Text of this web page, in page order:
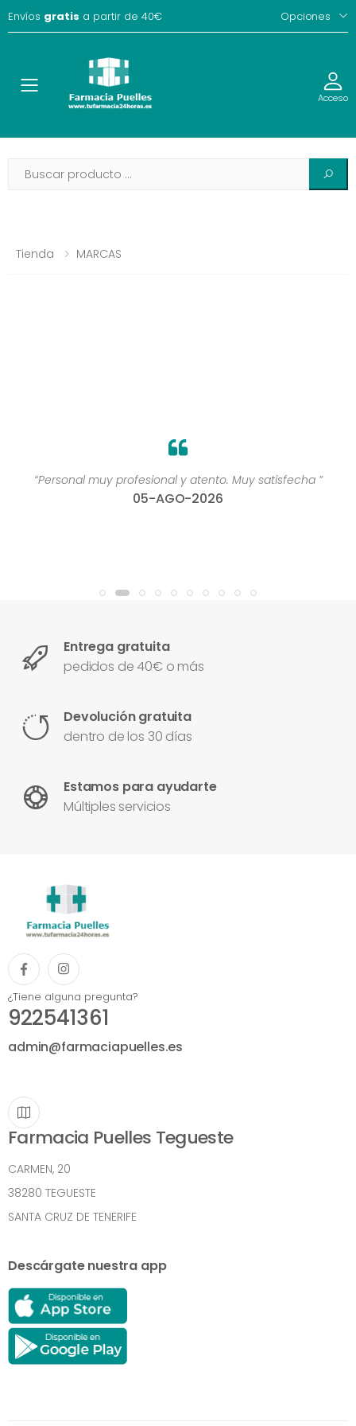
Envíos gratis a partir de 40€ Opciones
Toggle Acceso
Tienda MARCAS
“Personal muy profesional y atento. Muy satisfecha ”
05-AGO-2026
Entrega gratuita
pedidos de 40€ o más
Devolución gratuita
dentro de los 30 días
Estamos para ayudarte
Múltiples servicios
¿Tiene alguna pregunta?
922541361
admin@farmaciapuelles.es
Farmacia Puelles Tegueste
CARMEN, 20
38280 TEGUESTE
SANTA CRUZ DE TENERIFE
Descárgate nuestra app